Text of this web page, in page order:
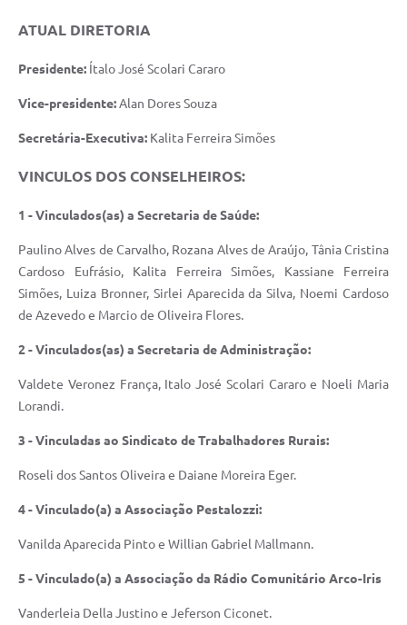
ATUAL DIRETORIA
Presidente: Ítalo José Scolari Cararo
Vice-presidente:Alan Dores Souza
Secretária-Executiva: Kalita Ferreira Simões
VINCULOS DOS CONSELHEIROS:
1 - Vinculados(as) a Secretaria de Saúde:
Paulino Alves de Carvalho, Rozana Alves de Araújo, Tânia Cristina
Cardoso Eufrásio, Kalita Ferreira Simões, Kassiane Ferreira
Simões, Luiza Bronner, Sirlei Aparecida da Silva, Noemi Cardoso
de Azevedo e Marcio de Oliveira Flores.
2 - Vinculados(as) a Secretaria de Administração:
Valdete Veronez França, Italo José Scolari Cararo e Noeli Maria
Lorandi.
3 - Vinculadas ao Sindicato de Trabalhadores Rurais:
Roseli dos Santos Oliveira e Daiane Moreira Eger.
4 - Vinculado(a) a Associação Pestalozzi:
Vanilda Aparecida Pinto e Willian Gabriel Mallmann.
5 - Vinculado(a) a Associação da Rádio Comunitário Arco-Iris
Vanderleia Della Justino e Jeferson Ciconet.